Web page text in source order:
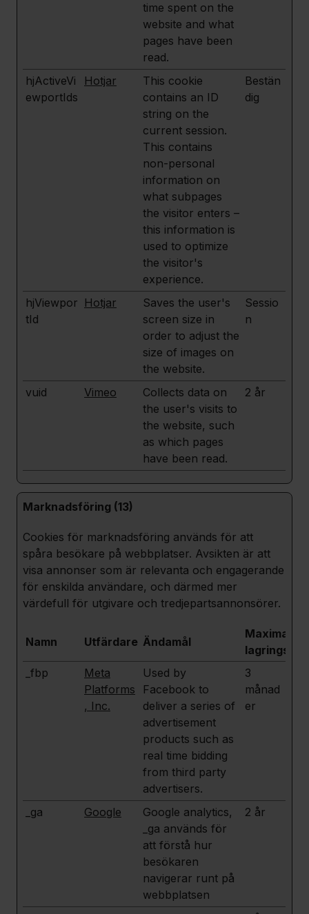
time spent on the
website and what
pages have been
read.
hjActiveVi
ewportIds
Hotjar
This cookie
contains an ID
string on the
current session.
This contains
non-personal
information on
what subpages
the visitor enters –
this information is
used to optimize
the visitor's
experience.
Bestän
dig
hjViewpor
tId
Hotjar
Saves the user's
screen size in
order to adjust the
size of images on
the website.
Sessio
n
vuid Vimeo
Collects data on
the user's visits to
the website, such
as which pages
have been read.
2 år
Marknadsföring (13)
Cookies för marknadsföring används för att
spåra besökare på webbplatser. Avsikten är att
visa annonser som är relevanta och engagerande
för enskilda användare, och därmed mer
värdefull för utgivare och tredjepartsannonsörer.
Namn Utfärdare Ändamål
Maximal
lagringstid
_fbp
Meta
Platforms
, Inc.
Used by
Facebook to
deliver a series of
advertisement
products such as
real time bidding
from third party
advertisers.
3
månad
er
_ga Google
Google analytics,
_ga används för
att förstå hur
besökaren
navigerar runt på
webbplatsen
2 år